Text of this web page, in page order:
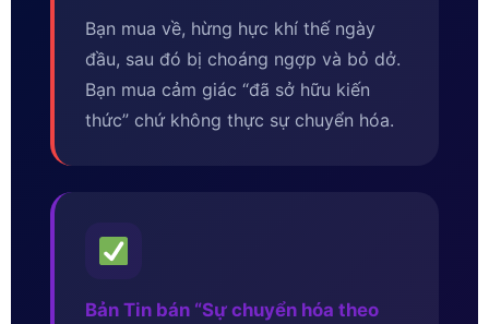
Bạn mua về, hừng hực khí thế ngày
đầu, sau đó bị choáng ngợp và bỏ dở.
Bạn mua cảm giác “đã sở hữu kiến
thức” chứ không thực sự chuyển hóa.
Bản Tin bán “Sự chuyển hóa theo